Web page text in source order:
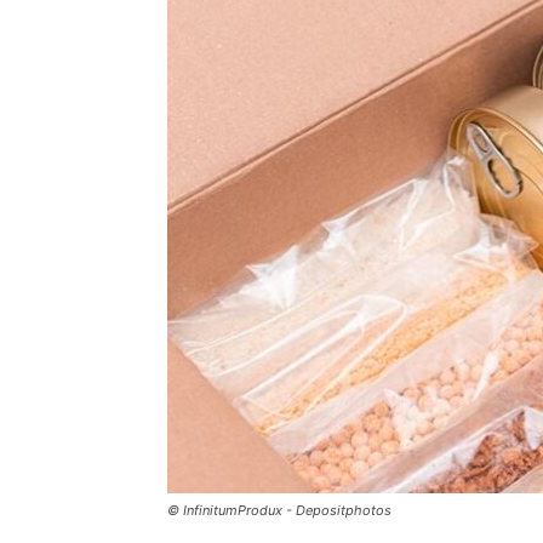
© InfinitumProdux - Depositphotos